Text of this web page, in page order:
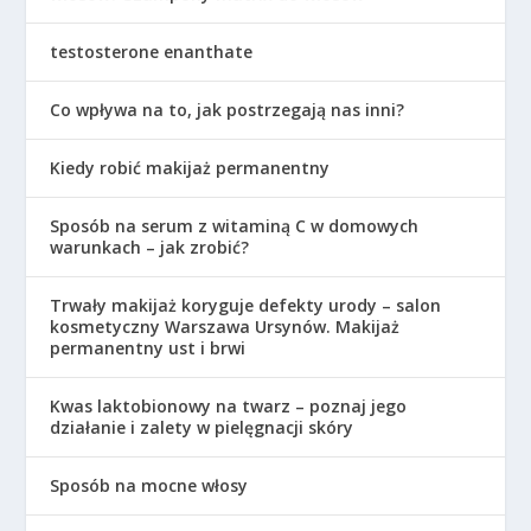
testosterone enanthate
Co wpływa na to, jak postrzegają nas inni?
Kiedy robić makijaż permanentny
Sposób na serum z witaminą C w domowych
warunkach – jak zrobić?
Trwały makijaż koryguje defekty urody – salon
kosmetyczny Warszawa Ursynów. Makijaż
permanentny ust i brwi
Kwas laktobionowy na twarz – poznaj jego
działanie i zalety w pielęgnacji skóry
Sposób na mocne włosy